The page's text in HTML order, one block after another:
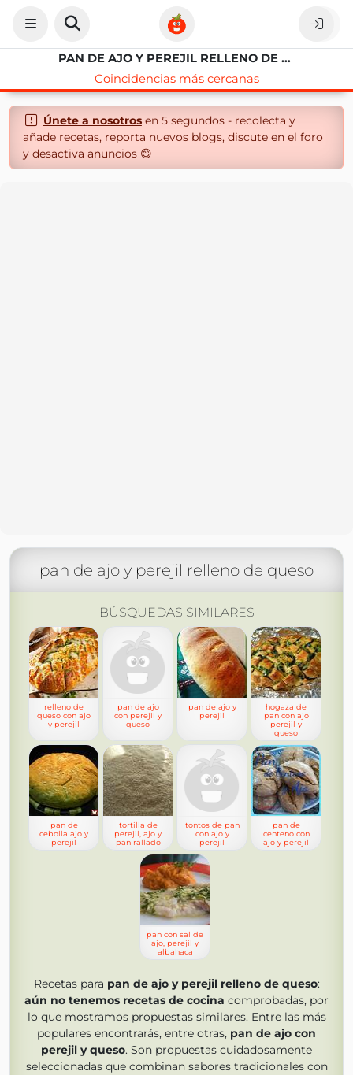
PAN DE AJO Y PEREJIL RELLENO DE QUESO
Coincidencias más cercanas
Únete a nosotrosen 5 segundos - recolecta y
añade recetas, reporta nuevos blogs, discute en el foro
y desactiva anuncios 😄
pan de ajo y perejil relleno de queso
BÚSQUEDAS SIMILARES
relleno de
queso con ajo
y perejil
pan de ajo
con perejil y
queso
pan de ajo y
perejil
hogaza de
pan con ajo
perejil y
queso
pan de
cebolla ajo y
perejil
tortilla de
perejil, ajo y
pan rallado
tontos de pan
con ajo y
perejil
pan de
centeno con
ajo y perejil
pan con sal de
ajo, perejil y
albahaca
Recetas para pan de ajo y perejil relleno de queso:
aún no tenemos recetas de cocina comprobadas, por
lo que mostramos propuestas similares. Entre las más
populares encontrarás, entre otras, pan de ajo con
perejil y queso. Son propuestas cuidadosamente
seleccionadas que combinan sabores tradicionales con